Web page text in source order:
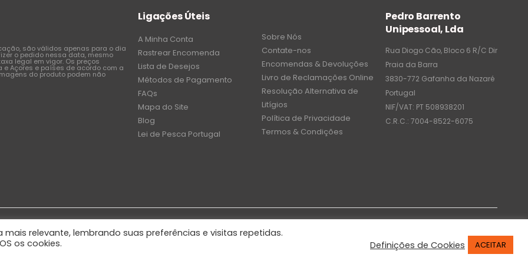
são válidos apenas para o dia
o pedido nessa data, mesmo
legal em vigor. Os preços
Açores e países de acordo com a
do produto podem não
Ligações Úteis
A Minha Conta
Rastrear Encomenda
Lista de Desejos
Métodos de Pagamento
FAQs
Mapa do Site
Blog
Lei de Pesca Portugal
Sobre Nós
Contate-nos
Encomendas & Devoluções
Livro de Reclamações Online
Resolução Alternativa de
Litígios
Política de Privacidade
Termos & Condições
Pedro Barrento
Unipessoal, Lda
Rua Diogo Cão, Bloco 6 R/C Dir
Praia da Barra
3830-772 Gafanha da Nazaré
Portugal
NIF/VAT: PT 508938201
C.R.C.: 7004-8522-6075
relevante, lembrando suas preferências e visitas repetidas.
os cookies.
Definições de Cookies ACEITAR